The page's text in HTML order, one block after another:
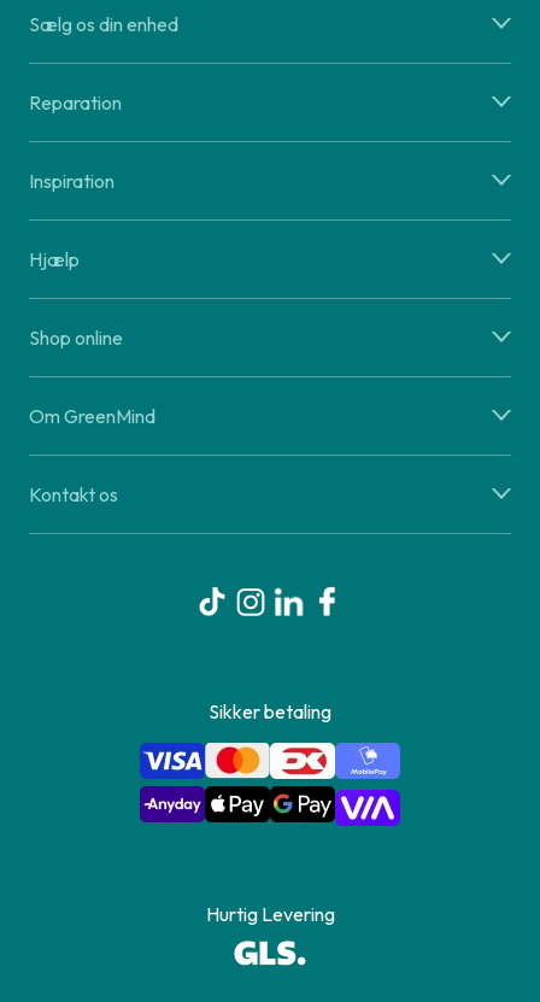
Sælg os din enhed
Reparation
Inspiration
Hjælp
Shop online
Om GreenMind
Kontakt os
Sikker betaling
Hurtig Levering